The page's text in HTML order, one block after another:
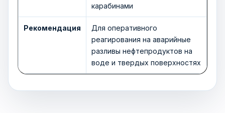
карабинами
Рекомендация
Для оперативного
реагирования на аварийные
разливы нефтепродуктов на
воде и твердых поверхностях